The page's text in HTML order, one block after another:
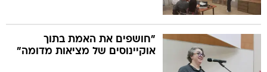
"חושפים את האמת בתוך
אוקיינוסים של מציאות מדומה"